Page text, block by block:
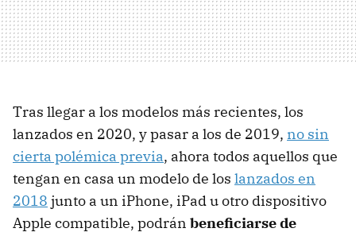
Tras llegar a los modelos más recientes, los
lanzados en 2020, y pasar a los de 2019, no sin
cierta polémica previa, ahora todos aquellos que
tengan en casa un modelo de los lanzados en
2018 junto a un iPhone, iPad u otro dispositivo
Apple compatible, podrán beneficiarse de